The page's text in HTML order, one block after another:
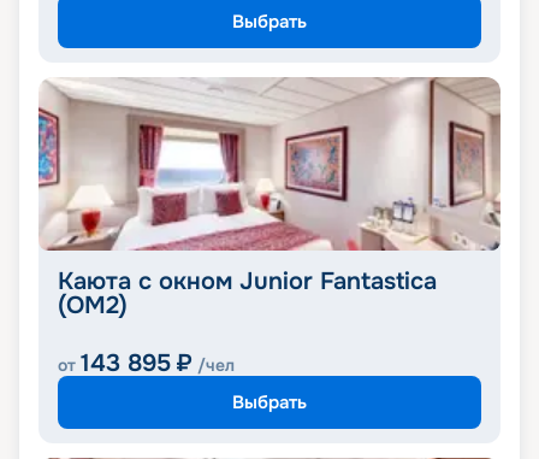
Выбрать
Каюта с окном Junior Fantastica
(OM2)
от 143 895 ₽ /чел
Выбрать